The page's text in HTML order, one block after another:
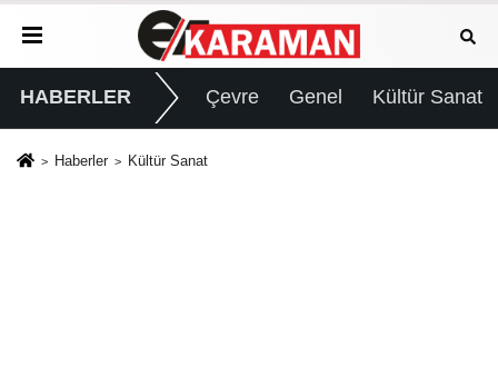
HABERLER Çevre Genel Kültür Sanat
Haberler Kültür Sanat